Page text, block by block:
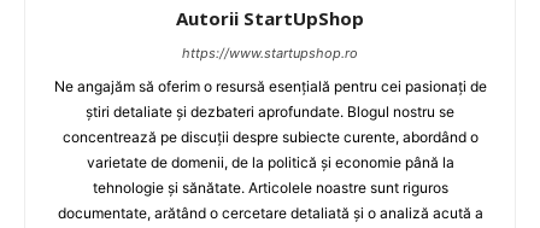
Autorii StartUpShop
https://www.startupshop.ro
Ne angajăm să oferim o resursă esențială pentru cei pasionați de
știri detaliate și dezbateri aprofundate. Blogul nostru se
concentrează pe discuții despre subiecte curente, abordând o
varietate de domenii, de la politică și economie până la
tehnologie și sănătate. Articolele noastre sunt riguros
documentate, arătând o cercetare detaliată și o analiză acută a